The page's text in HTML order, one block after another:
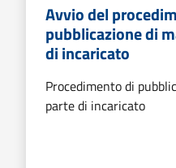
Avvio del
pubblicazione di
di incaricato
Procedimento di
parte di incaricato